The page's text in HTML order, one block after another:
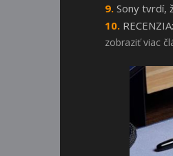
Sony tvrdí,
zobraziť viac